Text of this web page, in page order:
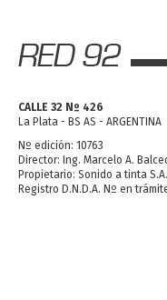
CALLE 32 Nº 426
La Plata - BS AS - ARGENTINA
Nº edición: 10763
Director: Ing. Marcelo A.
Propietario: Sonido a tinta S.A.
Registro D.N.D.A. Nº en